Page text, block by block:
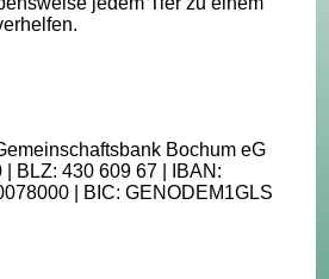
Bochum eG
| BLZ: 430 609 67 | IBAN:
| BIC: GENODEM1GLS